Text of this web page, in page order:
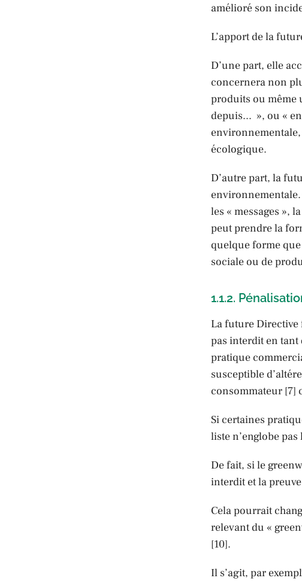
amélioré son
L’apport de la
D’une part, elle
concernera non
produits ou même
depuis... », ou «
écologique.
D’autre part, la
les « messages »,
peut prendre la
quelque forme
sociale ou de
1.1.2.
La future Directive
pas interdit en
pratique
susceptible
consommateur [7]
Si certaines
liste n’englobe
De fait, si le
interdit et la
Cela pourrait
relevant du «
[10].
Il s’agit, par